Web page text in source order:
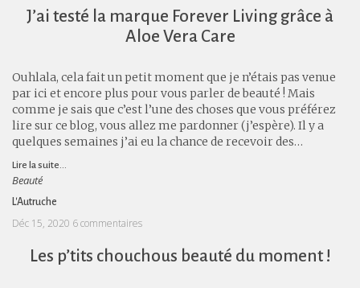
J’ai testé la marque Forever Living grâce à
Aloe Vera Care
Ouhlala, cela fait un petit moment que je n’étais pas venue
par ici et encore plus pour vous parler de beauté ! Mais
comme je sais que c’est l’une des choses que vous préférez
lire sur ce blog, vous allez me pardonner (j’espère). Il y a
quelques semaines j’ai eu la chance de recevoir des…
Lire la suite...
Beauté
L'Autruche
Déc 15, 2020 6 commentaires
Les p’tits chouchous beauté du moment !